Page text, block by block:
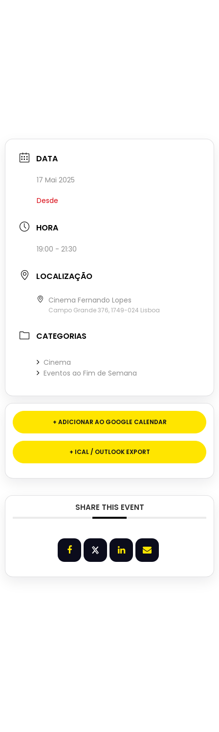
DATA
17 Mai 2025
Desde
HORA
19:00 - 21:30
LOCALIZAÇÃO
Cinema Fernando Lopes
Campo Grande 376, 1749-024 Lisboa
CATEGORIAS
Cinema
Eventos ao Fim de Semana
+ ADICIONAR AO GOOGLE CALENDAR
+ ICAL / OUTLOOK EXPORT
SHARE THIS EVENT